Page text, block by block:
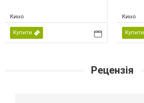
Кино
Купити
Кино
Купити
Рецензія